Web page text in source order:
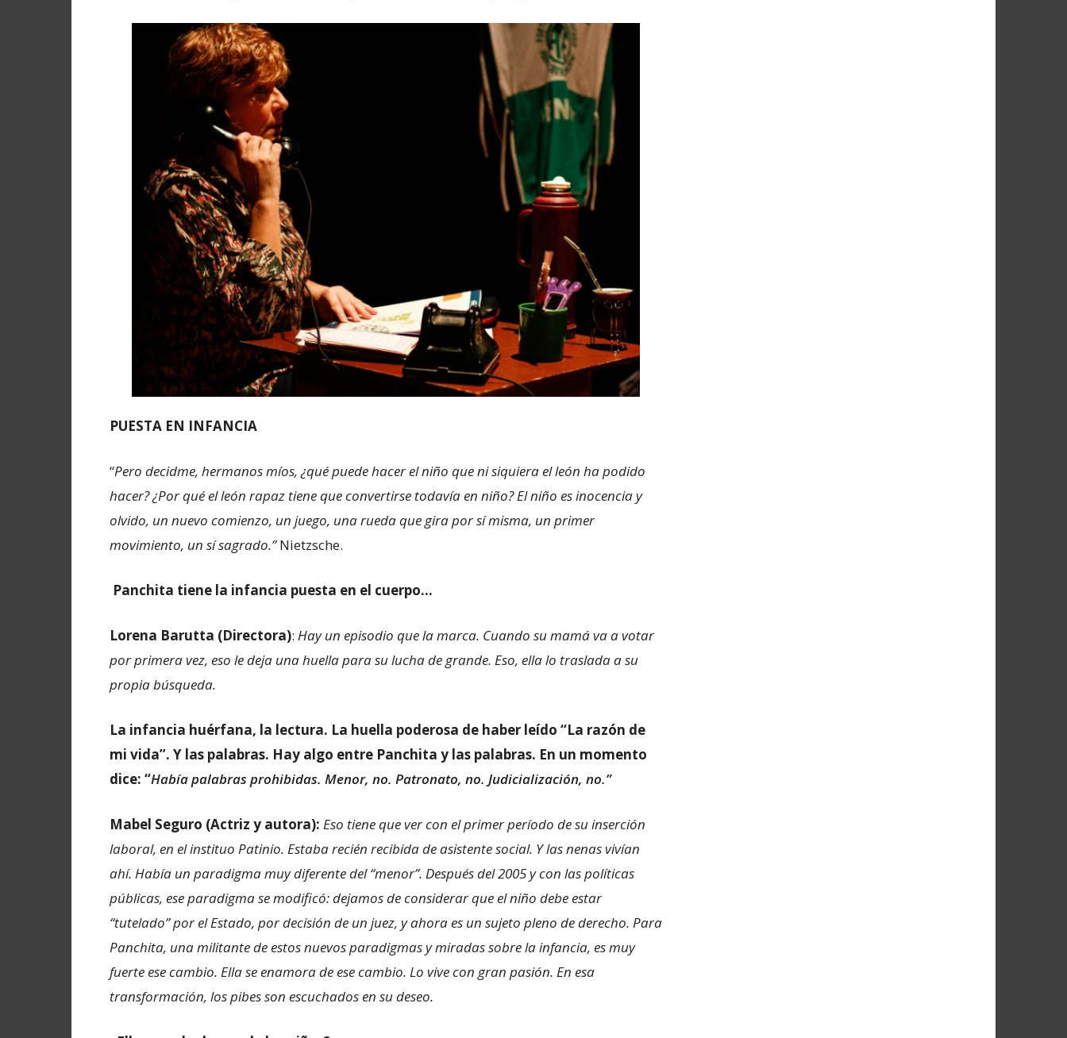
PUESTA EN INFANCIA
“Pero decidme, hermanos míos, ¿qué puede hacer el niño que ni siquiera el león ha podido
hacer? ¿Por qué el león rapaz tiene que convertirse todavía en niño?El niño es inocencia y
olvido, un nuevo comienzo, un juego, una rueda que gira por sí misma, un primer
movimiento, un sí sagrado.”Nietzsche.
Panchita tiene la infancia puesta en el cuerpo…
Lorena Barutta (Directora): Hay un episodio que la marca. Cuando su mamá va a votar
por primera vez, eso le deja una huella para su lucha de grande. Eso, ella lo traslada a su
propia búsqueda.
La infancia huérfana, la lectura. La huella poderosa de haber leído “La razón de
mi vida”. Y las palabras. Hay algo entre Panchita y las palabras. En un momento
dice: “Había palabras prohibidas. Menor, no. Patronato, no. Judicialización, no.”
Mabel Seguro (Actriz y autora): Eso tiene que ver con el primer período de su inserción
laboral, en el instituo Patinio. Estaba recién recibida de asistente social. Y las nenas vivían
ahí. Había un paradigma muy diferente del “menor”. Después del 2005 y con las políticas
públicas, ese paradigma se modificó: dejamos de considerar que el niño debe estar
“tutelado” por el Estado, por decisión de un juez, y ahora es un sujeto pleno de derecho. Para
Panchita, una militante de estos nuevos paradigmas y miradas sobre la infancia, es muy
fuerte ese cambio. Ella se enamora de ese cambio. Lo vive con gran pasión. En esa
transformación, los pibes son escuchados en su deseo.